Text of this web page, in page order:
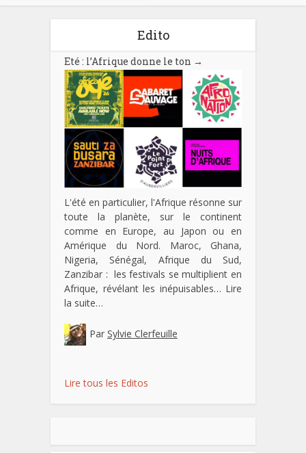
Edito
Eté : l’Afrique donne le ton →
L'été en particulier, l'Afrique résonne sur
toute la planète, sur le continent
comme en Europe, au Japon ou en
Amérique du Nord. Maroc, Ghana,
Nigeria, Sénégal, Afrique du Sud,
Zanzibar : les festivals se multiplient en
Afrique, révélant les inépuisables… Lire
la suite…
Par Sylvie Clerfeuille
Lire tous les Editos